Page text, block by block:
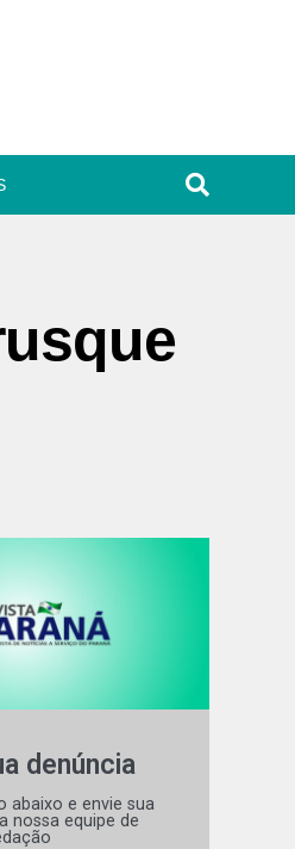
denúncia
abaixo e envie sua
nossa equipe de